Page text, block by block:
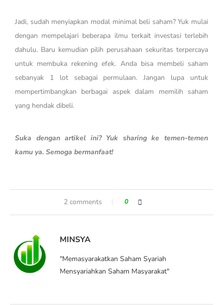
Jadi, sudah menyiapkan modal minimal beli saham? Yuk mulai
dengan mempelajari beberapa ilmu terkait investasi terlebih
dahulu. Baru kemudian pilih perusahaan sekuritas terpercaya
untuk membuka rekening efek. Anda bisa membeli saham
sebanyak 1 lot sebagai permulaan. Jangan lupa untuk
mempertimbangkan berbagai aspek dalam memilih saham
yang hendak dibeli.
Suka dengan artikel ini? Yuk sharing ke temen-temen
kamu ya. Semoga bermanfaat!
2 comments 0
MINSYA
"Memasyarakatkan Saham Syariah
Mensyariahkan Saham Masyarakat"